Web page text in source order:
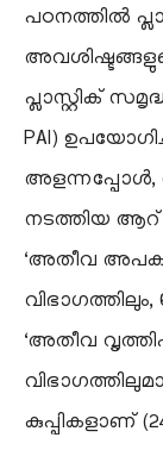
പഠനത്തിൽ
പ്ലാസ്റ്റിക്
PAI)
അളന്നപ്പോൾ,
നടത്തിയ ആറ്
‘അതീവ
‘അതീവ
കുപ്പികളാണ്